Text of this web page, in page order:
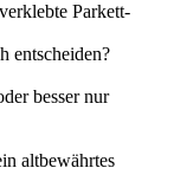
Parkett-
entscheiden?
besser nur
altbewährtes